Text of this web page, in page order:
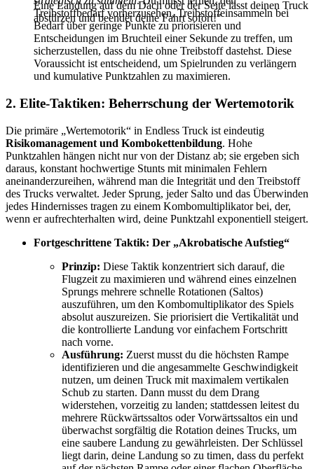
Eine Landung auf dem Dach oder der Seite lässt deinen Truck
abstürzen und beendet deine Fahrt sofort!"
Treibstoffbedarf vorherzusehen, Treibstoffeinsammeln bei
Bedarf über geringe Punkte zu priorisieren und
Entscheidungen im Bruchteil einer Sekunde zu treffen, um
sicherzustellen, dass du nie ohne Treibstoff dastehst. Diese
Voraussicht ist entscheidend, um Spielrunden zu verlängern
und kumulative Punktzahlen zu maximieren.
2. Elite-Taktiken: Beherrschung der Wertemotorik
Die primäre „Wertemotorik“ in Endless Truck ist eindeutig
Risikomanagement und Kombokettenbildung. Hohe
Punktzahlen hängen nicht nur von der Distanz ab; sie ergeben sich
daraus, konstant hochwertige Stunts mit minimalen Fehlern
aneinanderzureihen, während man die Integrität und den Treibstoff
des Trucks verwaltet. Jeder Sprung, jeder Salto und das Überwinden
jedes Hindernisses tragen zu einem Kombomultiplikator bei, der,
wenn er aufrechterhalten wird, deine Punktzahl exponentiell steigert.
Fortgeschrittene Taktik: Der „Akrobatische Aufstieg“
Prinzip: Diese Taktik konzentriert sich darauf, die
Flugzeit zu maximieren und während eines einzelnen
Sprungs mehrere schnelle Rotationen (Saltos)
auszuführen, um den Kombomultiplikator des Spiels
absolut auszureizen. Sie priorisiert die Vertikalität und
die kontrollierte Landung vor einfachem Fortschritt
nach vorne.
Ausführung: Zuerst musst du die höchsten Rampe
identifizieren und die angesammelte Geschwindigkeit
nutzen, um deinen Truck mit maximalem vertikalen
Schub zu starten. Dann musst du dem Drang
widerstehen, vorzeitig zu landen; stattdessen leitest du
mehrere Rückwärtssaltos oder Vorwärtssaltos ein und
überwachst sorgfältig die Rotation deines Trucks, um
eine saubere Landung zu gewährleisten. Der Schlüssel
liegt darin, deine Landung so zu timen, dass du perfekt